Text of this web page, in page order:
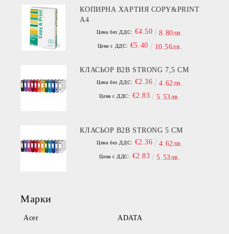
КОПИРНА ХАРТИЯ COPY&PRINT
A4
Цена без ДДС: €4.50 8.80лв.
Цена с ДДС: €5.40 10.56лв.
КЛАСЬОР B2B STRONG 7,5 СМ
Цена без ДДС: €2.36 4.62лв.
Цена с ДДС: €2.83 5.53лв.
КЛАСЬОР B2B STRONG 5 СМ
Цена без ДДС: €2.36 4.62лв.
Цена с ДДС: €2.83 5.53лв.
Марки
Acer ADATA